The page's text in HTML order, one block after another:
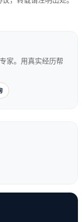
家。用真实经历帮